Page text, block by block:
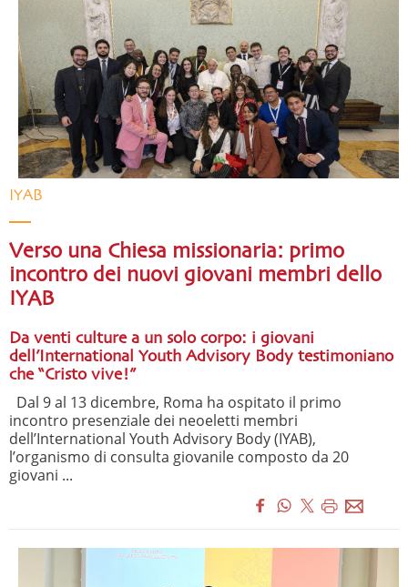
IYAB
Verso una Chiesa missionaria: primo
incontro dei nuovi giovani membri dello
IYAB
Da venti culture a un solo corpo: i giovani
dell’International Youth Advisory Body testimoniano
che “Cristo vive!”
Dal 9 al 13 dicembre, Roma ha ospitato il primo
incontro presenziale dei neoeletti membri
dell’International Youth Advisory Body (IYAB),
l’organismo di consulta giovanile composto da 20
giovani ...